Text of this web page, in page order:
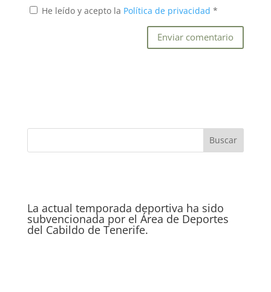
He leído y acepto la Política de privacidad *
La actual temporada deportiva ha sido
subvencionada por el Área de Deportes
del Cabildo de Tenerife.